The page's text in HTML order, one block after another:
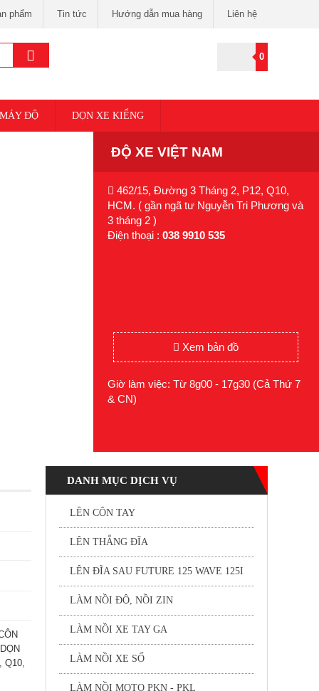
phẩm Tin tức Hướng dẫn mua hàng Liên hệ
0
ĐỘ DỌN XE KIỂNG
ĐỘ XE VIỆT NAM
462/15, Đường 3 Tháng 2, P12, Q10,
HCM. ( gần ngã tư Nguyễn Tri Phương và
3 tháng 2 )
Điện thoại : 038 9910 535
Xem bản đồ
Giờ làm việc: Từ 8g00 - 17g30 (Cả Thứ 7
& CN)
Q10,
DANH MỤC DỊCH VỤ
LÊN CÔN TAY
LÊN THẮNG ĐĨA
LÊN ĐĨA SAU FUTURE 125 WAVE 125I
LÀM NỒI ĐỘ, NỒI ZIN
LÀM NỒI XE TAY GA
LÀM NỒI XE SỐ
LÀM NỒI MOTO PKN - PKL